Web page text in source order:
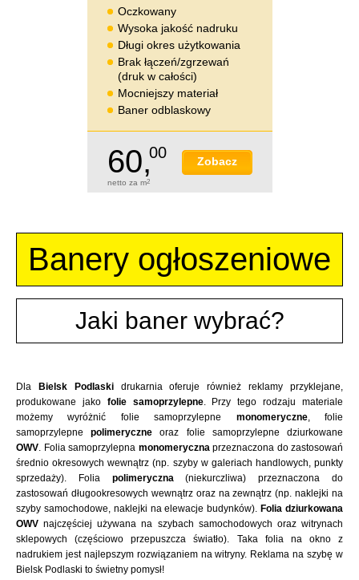
Oczkowany
Wysoka jakość nadruku
Długi okres użytkowania
Brak łączeń/zgrzewań
(druk w całości)
Mocniejszy materiał
Baner odblaskowy
Zobacz
60,00
netto za m2
Banery ogłoszeniowe
Jaki baner wybrać?
Dla Bielsk Podlaskidrukarnia oferuje również reklamy przyklejane,
produkowane jako folie samoprzylepne. Przy tego rodzaju materiale
możemy wyróżnić folie samoprzylepne monomeryczne, folie
samoprzylepnepolimeryczne oraz folie samoprzylepne dziurkowane
OWV. Folia samoprzylepna monomerycznaprzeznaczona do zastosowań
średnio okresowych wewnątrz (np. szyby w galeriach handlowych, punkty
sprzedaży). Folia polimeryczna(niekurczliwa) przeznaczona do
zastosowań długookresowych wewnątrz oraz na zewnątrz (np. naklejki na
szyby samochodowe, naklejki na elewacje budynków). Folia dziurkowana
OWV najczęściej używana na szybach samochodowych oraz witrynach
sklepowych (częściowo przepuszcza światło). Taka folia na okno z
nadrukiem jest najlepszym rozwiązaniem na witryny. Reklama na szybę w
Bielsk Podlaski to świetny pomysł!